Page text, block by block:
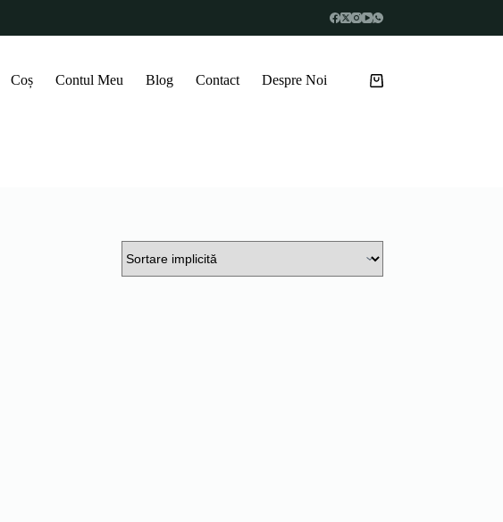
Coș Contul Meu Blog Contact Despre Noi
Coș